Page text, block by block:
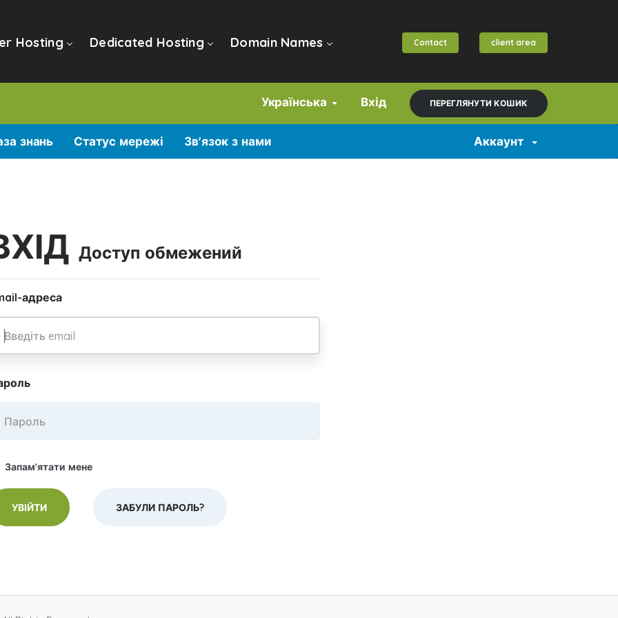
Hosting Dedicated Hosting Domain Names Contact client area
Українська Вхід ПЕРЕГЛЯНУТИ КОШИК
знань Статус мережі Зв'язок з нами Аккаунт
Доступ обмежений
адреса
Запам'ятати мене
ЗАБУЛИ ПАРОЛЬ?